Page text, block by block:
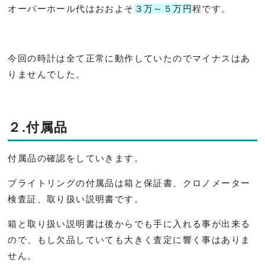
オーバーホール代はおおよそ ３万～５万円程です。
今回の時計は全て正常に動作していたのでマイナスはあ
りませんでした。
２.付属品
付属品の確認をしていきます。
ブライトリングの付属品は箱と保証書、クロノメーター
検査証、取り扱い説明書です。
箱と取り扱い説明書は後からでも手に入れる事が出来る
ので、もし欠品していても大きく査定に響く事はありま
せん。